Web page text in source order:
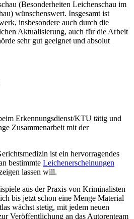
(Besonderheiten Leichenschau im
wünschenswert. Insgesamt ist
insbesondere auch durch die
Aktualisierung, auch für die Arbeit
sehr gut geeignet und absolut
Erkennungsdienst/KTU tätig und
Zusammenarbeit mit der
ist ein hervorragendes
bestimmte Leichenerscheinungen
lassen will.
aus der Praxis von Kriminalisten
bis jetzt schon eine Menge Material
wächst stetig, mit jedem neuen
Veröffentlichung an das Autorenteam